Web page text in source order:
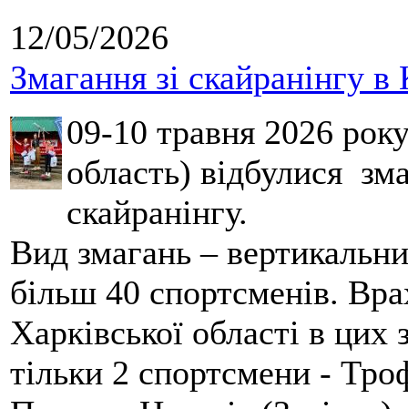
12/05/2026
Змагання зі скайранінгу в
09-10 травня 2026
область) відбулися
скайранінгу.
Вид змагань –
більш 40 спортсменів.
Харківської області в
тільки 2 спортсмени -